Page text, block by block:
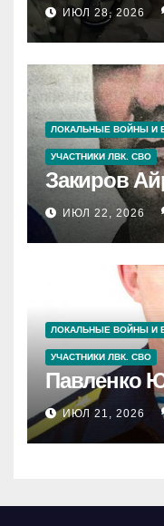
ИЮЛ 28, 2026
ЛОКАЛЬНЫЕ ВОЙНЫ И
УЧАСТНИКИ ЛВК. СВО
Закиров
ИЮЛ 22, 2026
ЛОКАЛЬНЫЕ ВОЙНЫ И
УЧАСТНИКИ ЛВК. СВО
Павленко
ИЮЛ 21, 2026